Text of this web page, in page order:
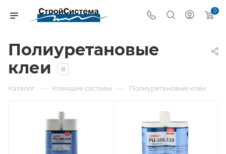
0
Полиуретановые
клеи
8
Каталог — Клеящие составы — Полиуретановые клеи